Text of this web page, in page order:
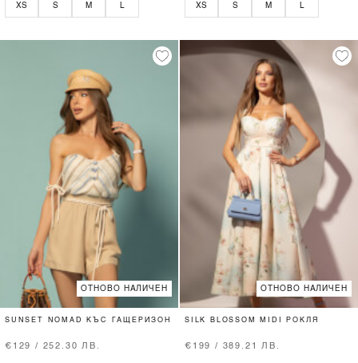
XS S M L XS S M L
ОТНОВО НАЛИЧЕН
SUNSET NOMAD КЪС ГАЩЕРИЗОН
€129 / 252.30 ЛВ.
ОТНОВО НАЛИЧЕН
SILK BLOSSOM MIDI РОКЛЯ
€199 / 389.21 ЛВ.